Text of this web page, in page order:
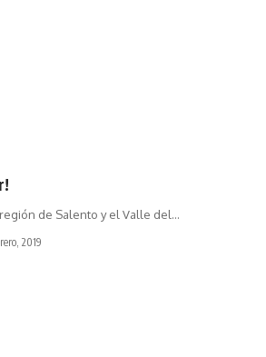
de Salento y el Valle del…
2019